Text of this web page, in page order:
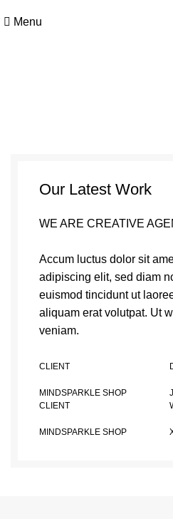
Menu
Netus eu mollis
Our Latest Work
WE ARE CREATIVE
Accum luctus dolor sit
adipiscing elit, sed diam
euismod tincidunt ut
aliquam erat volutpat. Ut
veniam.
CLIENT
MINDSPARKLE SHOP
CLIENT
MINDSPARKLE SHOP